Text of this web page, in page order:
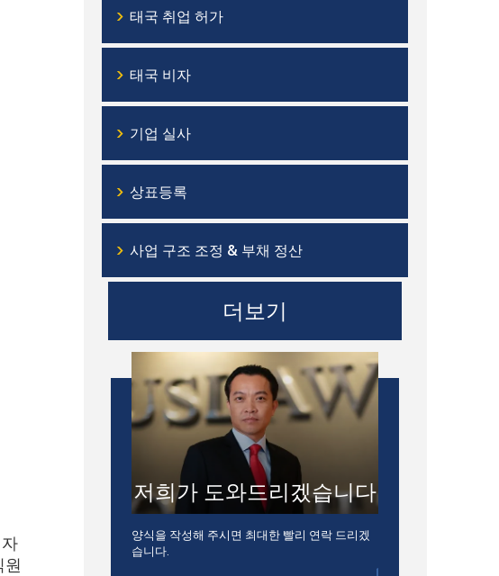
원
› 태국 취업 허가
› 태국 비자
› 기업 실사
› 상표등록
› 사업 구조 조정 & 부채 정산
더보기
저희가 도와드리겠습니다
양식을 작성해 주시면 최대한 빨리 연락 드리겠
습니다.